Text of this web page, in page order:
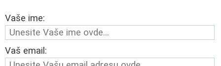
Vaše ime:
Vaš email: